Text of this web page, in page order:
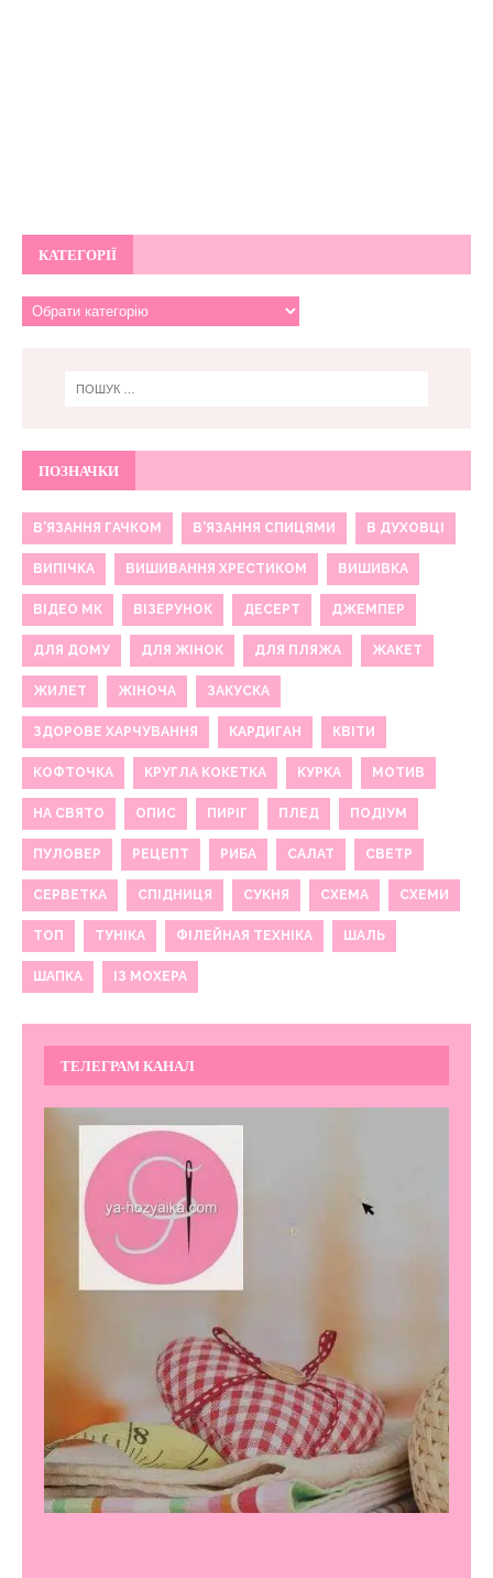
КАТЕГОРІЇ
ПОЗНАЧКИ
В'ЯЗАННЯ ГАЧКОМ В'ЯЗАННЯ СПИЦЯМИ В ДУХОВЦІ
ВИПІЧКА ВИШИВАННЯ ХРЕСТИКОМ ВИШИВКА
ВІДЕО МК ВІЗЕРУНОК ДЕСЕРТ ДЖЕМПЕР
ДЛЯ ДОМУ ДЛЯ ЖІНОК ДЛЯ ПЛЯЖА ЖАКЕТ
ЖИЛЕТ ЖІНОЧА ЗАКУСКА
ЗДОРОВЕ ХАРЧУВАННЯ КАРДИГАН КВІТИ
КОФТОЧКА КРУГЛА КОКЕТКА КУРКА МОТИВ
НА СВЯТО ОПИС ПИРІГ ПЛЕД ПОДІУМ
ПУЛОВЕР РЕЦЕПТ РИБА САЛАТ СВЕТР
СЕРВЕТКА СПІДНИЦЯ СУКНЯ СХЕМА СХЕМИ
ТОП ТУНІКА ФІЛЕЙНАЯ ТЕХНІКА ШАЛЬ
ШАПКА ІЗ МОХЕРА
ТЕЛЕГРАМ КАНАЛ